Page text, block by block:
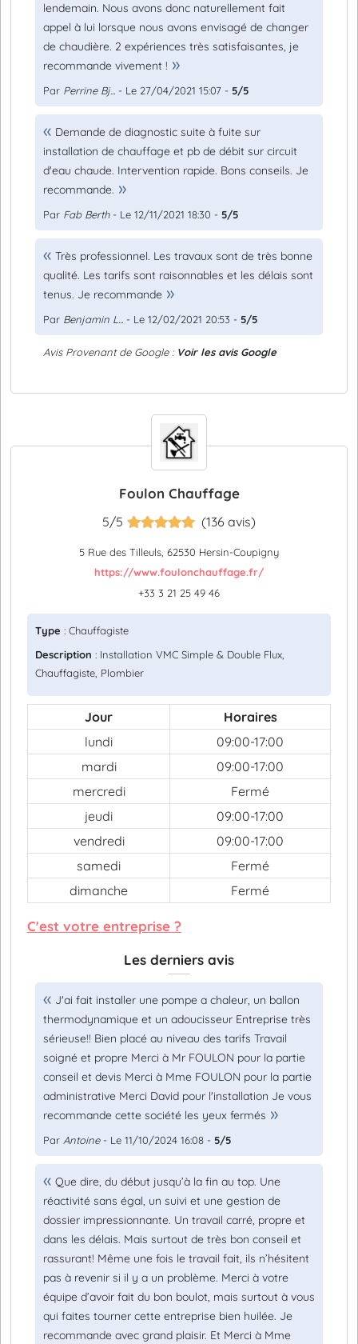
lendemain. Nous avons donc naturellement fait
appel à lui lorsque nous avons envisagé de changer
de chaudière. 2 expériences très satisfaisantes, je
recommande vivement !
Par Perrine Bj... - Le 27/04/2021 15:07 - 5/5
Demande de diagnostic suite à fuite sur
installation de chauffage et pb de débit sur circuit
d'eau chaude. Intervention rapide. Bons conseils. Je
recommande.
Par Fab Berth- Le 12/11/2021 18:30 - 5/5
Très professionnel. Les travaux sont de très bonne
qualité. Les tarifs sont raisonnables et les délais sont
tenus. Je recommande
Par Benjamin L... - Le 12/02/2021 20:53 - 5/5
Avis Provenant de Google : Voir les avis Google
Foulon Chauffage
5/5 (136 avis)
5 Rue des Tilleuls, 62530 Hersin-Coupigny
https://www.foulonchauffage.fr/
+33 3 21 25 49 46
Type : Chauffagiste
Description : Installation VMC Simple & Double Flux,
Chauffagiste, Plombier
Jour
Horaires
lundi
09:00-17:00
mardi
09:00-17:00
mercredi
Fermé
jeudi
09:00-17:00
vendredi
09:00-17:00
samedi
Fermé
dimanche
Fermé
C'est votre entreprise ?
Les derniers avis
J'ai fait installer une pompe a chaleur, un ballon
thermodynamique et un adoucisseur Entreprise très
sérieuse!! Bien placé au niveau des tarifs Travail
soigné et propre Merci à Mr FOULON pour la partie
conseil et devis Merci à Mme FOULON pour la partie
administrative Merci David pour l'installation Je vous
recommande cette société les yeux fermés
Par Antoine- Le 11/10/2024 16:08 - 5/5
Que dire, du début jusqu’à la fin au top. Une
réactivité sans égal, un suivi et une gestion de
dossier impressionnante. Un travail carré, propre et
dans les délais. Mais surtout de très bon conseil et
rassurant! Même une fois le travail fait, ils n’hésitent
pas à revenir si il y a un problème. Merci à votre
équipe d’avoir fait du bon boulot, mais surtout à vous
qui faites tourner cette entreprise bien huilée. Je
recommande avec grand plaisir. Et Merci à Mme